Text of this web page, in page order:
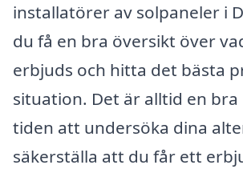
installatörer av solpaneler i
du få en bra översikt över
erbjuds och hitta det bästa
situation. Det är alltid en bra
tiden att undersöka dina
säkerställa att du får ett